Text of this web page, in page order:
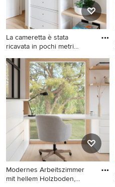
La cameretta è stata
ricavata in pochi metri
Kleines Nordisches
Lesezimmer mit weißer
Wandfarbe, hellem
Holzboden und
freistehendem Schreibtisch
in Mailand
Modernes Arbeitszimmer
mit hellem Holzboden,